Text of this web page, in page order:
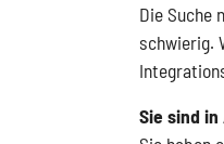
Die Suche
schwierig.
Sie sind